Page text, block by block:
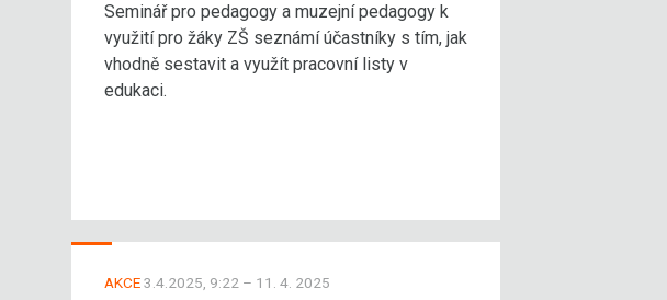
Seminář pro pedagogy a muzejní pedagogy k
využití pro žáky ZŠ seznámí účastníky s tím, jak
vhodně sestavit a využít pracovní listy v
edukaci.
AKCE3.4.2025, 9:22 – 11. 4. 2025